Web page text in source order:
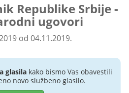
Republike Srbije -
ugovori
od 04.11.2019.
glasilakako bismo Vas obavestili
novo službeno glasilo.